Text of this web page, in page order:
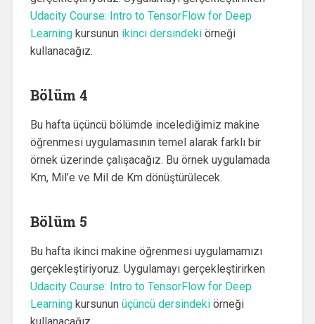
Udacity Course: Intro to TensorFlow for Deep
Learningkursunun ikinci dersindekiörneği
kullanacağız.
Bölüm 4
Bu hafta üçüncü bölümde incelediğimiz makine
öğrenmesi uygulamasının temel alarak farklı bir
örnek üzerinde çalışacağız. Bu örnek uygulamada
Km, Mil’e ve Mil de Km dönüştürülecek.
Bölüm 5
Bu hafta ikinci makine öğrenmesi uygulamamızı
gerçekleştiriyoruz. Uygulamayı gerçekleştirirken
Udacity Course: Intro to TensorFlow for Deep
Learningkursunun üçüncü dersindekiörneği